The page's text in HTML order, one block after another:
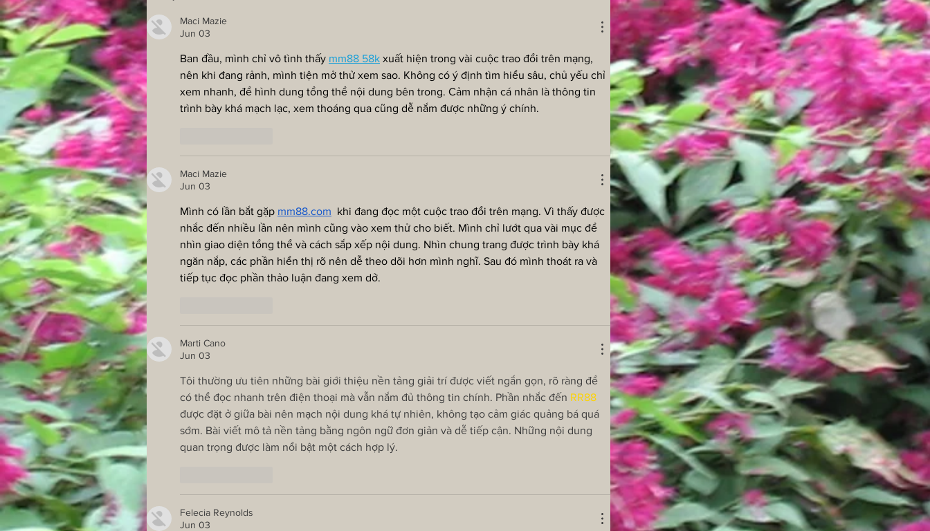
Maci Mazie
Jun 03
Ban đầu, mình chỉ vô tình thấy mm88 58k xuất hiện trong vài cuộc trao đổi trên mạng,
nên khi đang rảnh, mình tiện mở thử xem sao. Không có ý định tìm hiểu sâu, chủ yếu chỉ
xem nhanh, để hình dung tổng thể nội dung bên trong. Cảm nhận cá nhân là thông tin
trình bày khá mạch lạc, xem thoáng qua cũng dễ nắm được những ý chính.
Maci Mazie
Jun 03
Mình có lần bắt gặp mm88.com khi đang đọc một cuộc trao đổi trên mạng. Vì thấy được
nhắc đến nhiều lần nên mình cũng vào xem thử cho biết. Mình chỉ lướt qua vài mục để
nhìn giao diện tổng thể và cách sắp xếp nội dung. Nhìn chung trang được trình bày khá
ngăn nắp, các phần hiển thị rõ nên dễ theo dõi hơn mình nghĩ. Sau đó mình thoát ra và
tiếp tục đọc phần thảo luận đang xem dở.
Marti Cano
Jun 03
Tôi thường ưu tiên những bài giới thiệu nền tảng giải trí được viết ngắn gọn, rõ ràng để
có thể đọc nhanh trên điện thoại mà vẫn nắm đủ thông tin chính. Phần nhắc đến RR88
được đặt ở giữa bài nên mạch nội dung khá tự nhiên, không tạo cảm giác quảng bá quá
sớm. Bài viết mô tả nền tảng bằng ngôn ngữ đơn giản và dễ tiếp cận. Những nội dung
quan trọng được làm nổi bật một cách hợp lý.
Felecia Reynolds
Jun 03